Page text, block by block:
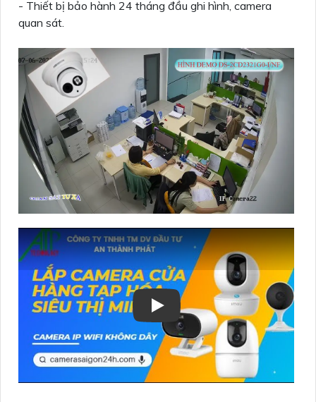
- Thiết bị bảo hành 24 tháng đầu ghi hình, camera
quan sát.